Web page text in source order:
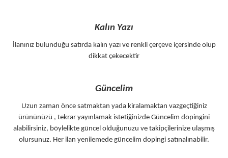
Kalın Yazı
İlanınız bulunduğu satırda kalın yazı ve renkli çerçeve içersinde olup
dikkat çekecektir
Güncelim
Uzun zaman önce satmaktan yada kiralamaktan vazgeçtiğiniz
ürününüzü , tekrar yayınlamak istetiğinizde Güncelim dopingini
alabilirsiniz, böylelikte güncel olduğunuzu ve takipçilerinize ulaşmış
olursunuz. Her ilan yenilemede güncelim dopingi satınalınabilir.